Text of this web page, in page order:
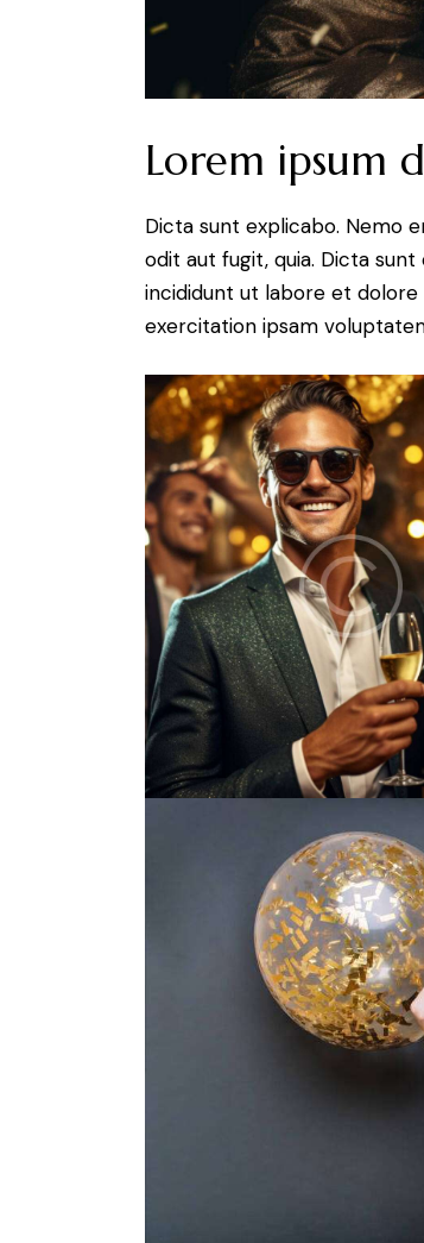
Lorem ipsum
Dicta sunt explicabo. Nemo
odit aut fugit, quia. Dicta
incididunt ut labore et dolore
exercitation ipsam